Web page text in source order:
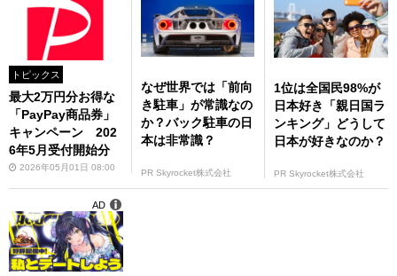
トピックス
最大2万円分お得な
「PayPay商品券」
キャンペーン 202
6年5月受付開始分
2026年05月01日 08:00
なぜ世界では「前向
き駐車」が常識なの
か？バック駐車の日
本は非常識？
PR Skyrocket株式会社
1位は全国民98%が
日本好き「親日国ラ
ンキング」どうして
日本が好きなのか？
PR Skyrocket株式会社
AD